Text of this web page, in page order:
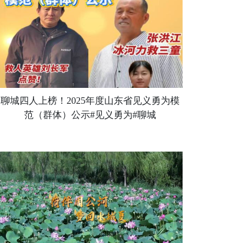
聊城四人上榜！2025年度山东省见义勇为模
范（群体）公示#见义勇为#聊城